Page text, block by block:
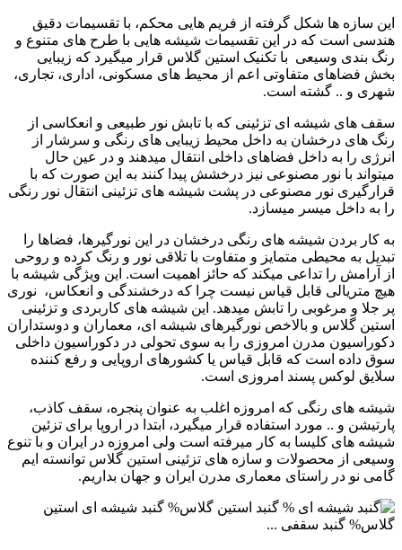
این سازه ها شکل گرفته از فریم هایی محکم، با تقسیمات دقیق
هندسی است که در این تقسیمات شیشه هایی با طرح های متنوع و
رنگ بندی وسیعی با تکنیک استین گلاس قرار میگیرد که زیبایی
بخش فضاهای متفاوتی اعم از محیط های مسکونی، اداری، تجاری،
شهری و .. گشته است.
سقف های شیشه ای تزئینی که با تابش نور طبیعی و انعکاسی از
رنگ های درخشان به داخل محیط زیبایی های رنگی و سرشار از
انرژی را به داخل فضاهای داخلی انتقال میدهند و در عین حال
میتواند با نور مصنوعی نیز درخشش پیدا کنند به این صورت که با
قرارگیری نور مصنوعی در پشت شیشه های تزئینی انتقال نور رنگی
را به داخل میسر میسازد.
به کار بردن شیشه های رنگی درخشان در این نورگیرها، فضاها را
تبدیل به محیطی متمایز و متفاوت با تلاقی نور و رنگ کرده و روحی
از آرامش را تداعی میکند که حائز اهمیت است. این ویژگی شیشه با
هیچ متریالی قابل قیاس نیست چرا که درخشندگی و انعکاس، نوری
پر جلا و مرغوبی را تابش میدهد. این شیشه های کاربردی و تزئینی
استین گلاس و بالاخص نورگیرهای شیشه ای، معماران و دوستداران
دکوراسیون مدرن امروزی را به سوی تحولی در دکوراسیون داخلی
سوق داده است که قابل قیاس یا کشورهای اروپایی و رفع کننده
سلایق لوکس پسند امروزی است.
شیشه های رنگی که امروزه اغلب به عنوان پنجره، سقف کاذب،
پارتیشن و .. مورد استفاده قرار میگیرد، ابتدا در اروپا برای تزئین
شیشه های کلیسا به کار میرفته است ولی امروزه در ایران و با تنوع
وسیعی از محصولات و سازه های تزئینی استین گلاس توانسته ایم
گامی نو در راستای معماری مدرن ایران و جهان بداریم.